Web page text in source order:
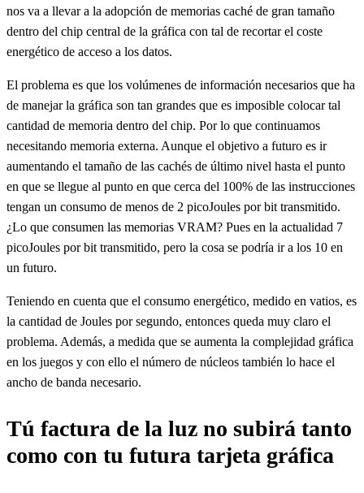
nos va a llevar a la adopción de memorias caché de gran tamaño
dentro del chip central de la gráfica con tal de recortar el coste
energético de acceso a los datos.
El problema es que los volúmenes de información necesarios que ha
de manejar la gráfica son tan grandes que es imposible colocar tal
cantidad de memoria dentro del chip. Por lo que continuamos
necesitando memoria externa. Aunque el objetivo a futuro es ir
aumentando el tamaño de las cachés de último nivel hasta el punto
en que se llegue al punto en que cerca del 100% de las instrucciones
tengan un consumo de menos de 2 picoJoules por bit transmitido.
¿Lo que consumen las memorias VRAM? Pues en la actualidad 7
picoJoules por bit transmitido, pero la cosa se podría ir a los 10 en
un futuro.
Teniendo en cuenta que el consumo energético, medido en vatios, es
la cantidad de Joules por segundo, entonces queda muy claro el
problema. Además, a medida que se aumenta la complejidad gráfica
en los juegos y con ello el número de núcleos también lo hace el
ancho de banda necesario.
Tú factura de la luz no subirá tanto
como con tu futura tarjeta gráfica